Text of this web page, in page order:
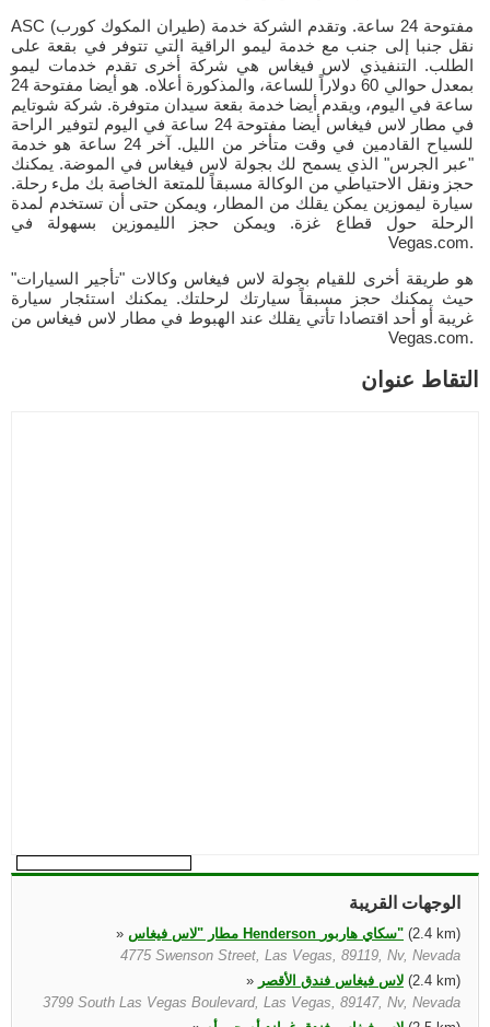
ASC (طيران المكوك كورب) مفتوحة 24 ساعة. وتقدم الشركة خدمة
نقل جنبا إلى جنب مع خدمة ليمو الراقية التي تتوفر في بقعة على
الطلب. التنفيذي لاس فيغاس هي شركة أخرى تقدم خدمات ليمو
بمعدل حوالي 60 دولاراً للساعة، والمذكورة أعلاه. هو أيضا مفتوحة 24
ساعة في اليوم، ويقدم أيضا خدمة بقعة سيدان متوفرة. شركة شوتايم
في مطار لاس فيغاس أيضا مفتوحة 24 ساعة في اليوم لتوفير الراحة
للسياح القادمين في وقت متأخر من الليل. آخر 24 ساعة هو خدمة
"عبر الجرس" الذي يسمح لك بجولة لاس فيغاس في الموضة. يمكنك
حجز ونقل الاحتياطي من الوكالة مسبقاً للمتعة الخاصة بك ملء رحلة.
سيارة ليموزين يمكن يقلك من المطار، ويمكن حتى أن تستخدم لمدة
الرحلة حول قطاع غزة. ويمكن حجز الليموزين بسهولة في
Vegas.com.
هو طريقة أخرى للقيام بجولة لاس فيغاس وكالات "تأجير السيارات"
حيث يمكنك حجز مسبقاً سيارتك لرحلتك. يمكنك استئجار سيارة
غريبة أو أحد اقتصادا تأتي يقلك عند الهبوط في مطار لاس فيغاس من
Vegas.com.
التقاط عنوان
الوجهات القريبة
» مطار "لاس فيغاس Henderson سكاي هاربور"
(2.4 km)
4775 Swenson Street, Las Vegas, 89119, Nv, Nevada
» لاس فيغاس فندق الأقصر
(2.4 km)
3799 South Las Vegas Boulevard, Las Vegas, 89147, Nv, Nevada